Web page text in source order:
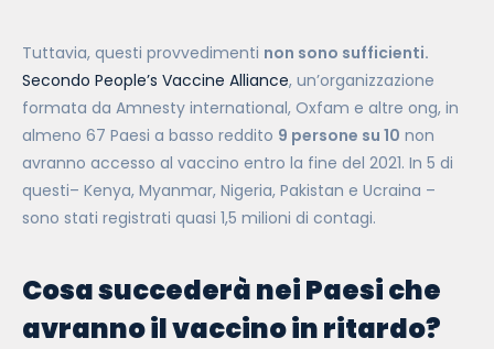
Tuttavia, questi provvedimenti non sono sufficienti.
Secondo People’s Vaccine Alliance, un’organizzazione
formata da Amnesty international, Oxfam e altre ong, in
almeno 67 Paesi a basso reddito 9 persone su 10 non
avranno accesso al vaccino entro la fine del 2021. In 5 di
questi– Kenya, Myanmar, Nigeria, Pakistan e Ucraina –
sono stati registrati quasi 1,5 milioni di contagi.
Cosa succederà nei Paesi che
avranno il vaccino in ritardo?